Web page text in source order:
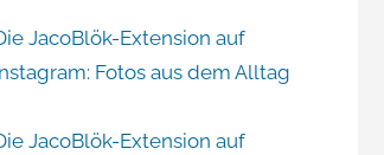
JacoBlök-Extension auf
Fotos aus dem Alltag
JacoBlök-Extension auf